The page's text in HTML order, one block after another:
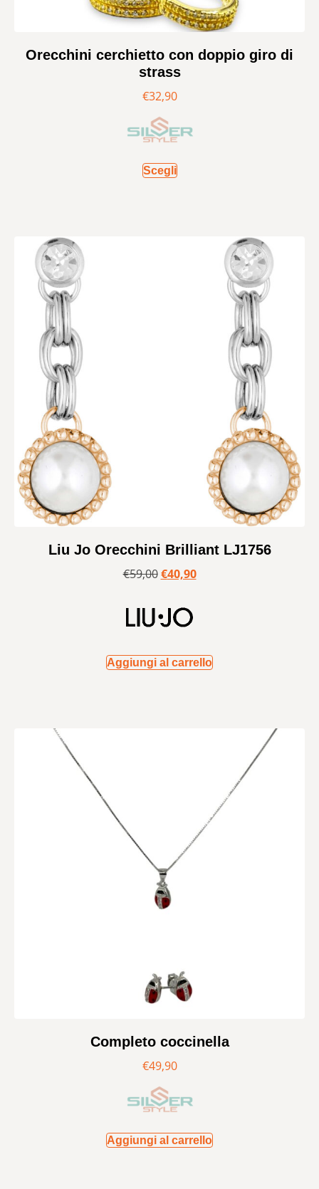
Orecchini cerchietto con doppio giro di
strass
€32,90
Scegli
Liu Jo Orecchini Brilliant LJ1756
€59,00 €40,90
Aggiungi al carrello
Completo coccinella
€49,90
Aggiungi al carrello